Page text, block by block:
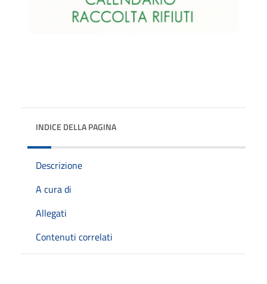
INDICE DELLA PAGINA
Descrizione
A cura di
Allegati
Contenuti correlati